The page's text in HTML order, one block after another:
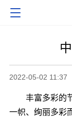
2022-05-02 11:37
丰富多彩的节
一帜、绚丽多彩